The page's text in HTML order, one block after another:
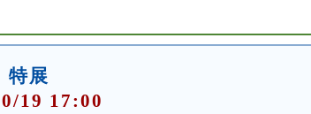
特展
19 17:00